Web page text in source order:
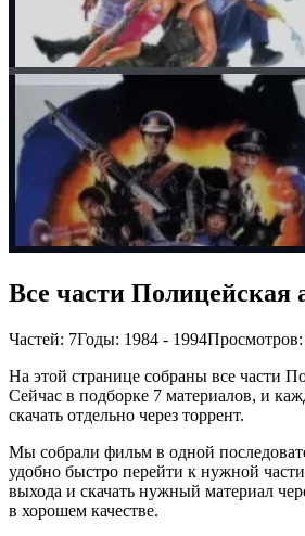
Все части Полицейская
Частей: 7Годы: 1984 - 1994
На этой странице собраны все части
Сейчас в подборке 7 материалов, и
скачать отдельно через торрент.
Мы собрали фильм в одной
удобно быстро перейти к нужной
выхода и скачать нужный материал
в хорошем качестве.